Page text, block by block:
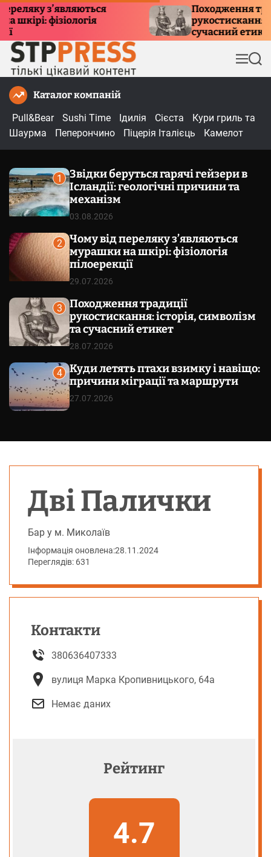
з’являються
фізіологія
Походження традиції
рукостискання:
сучасний етикет
М
е
П
о
Каталог компаній
Pull&Bear
Sushi Time Ідилія Сієста
Кури гриль та
Шаурма
Пеперончино Піцерія Італієць Камелот
1
Звідки беруться гарячі гейзери в
Ісландії: геологічні причини та
механізм
03.08.2026
2
Чому від переляку з’являються
мурашки на шкірі: фізіологія
пілоерекції
29.07.2026
3
Походження традиції
рукостискання: історія, символізм
та сучасний етикет
28.07.2026
4
Куди летять птахи взимку і навіщо:
причини міграції та маршрути
27.07.2026
Дві Палички
Бар у м. Миколаїв
Інформація оновлена:28.11.2024
Переглядів: 631
Контакти
380636407333
вулиця Марка Кропивницького, 64а
Немає даних
Рейтинг
4.7